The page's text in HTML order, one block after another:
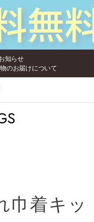
知らせ
のお届けについて
巾着キッ